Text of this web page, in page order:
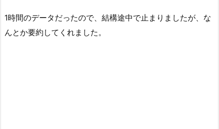
1時間のデータだったので、結構途中で止まりましたが、な
んとか要約してくれました。